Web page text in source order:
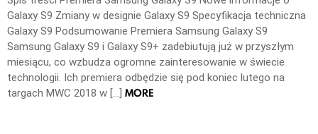
Galaxy S9 Zmiany w designie Galaxy S9 Specyfikacja techniczna
Galaxy S9 Podsumowanie Premiera Samsung Galaxy S9
Samsung Galaxy S9 i Galaxy S9+ zadebiutują już w przyszłym
miesiącu, co wzbudza ogromne zainteresowanie w świecie
technologii. Ich premiera odbędzie się pod koniec lutego na
targach MWC 2018 w […] MORE